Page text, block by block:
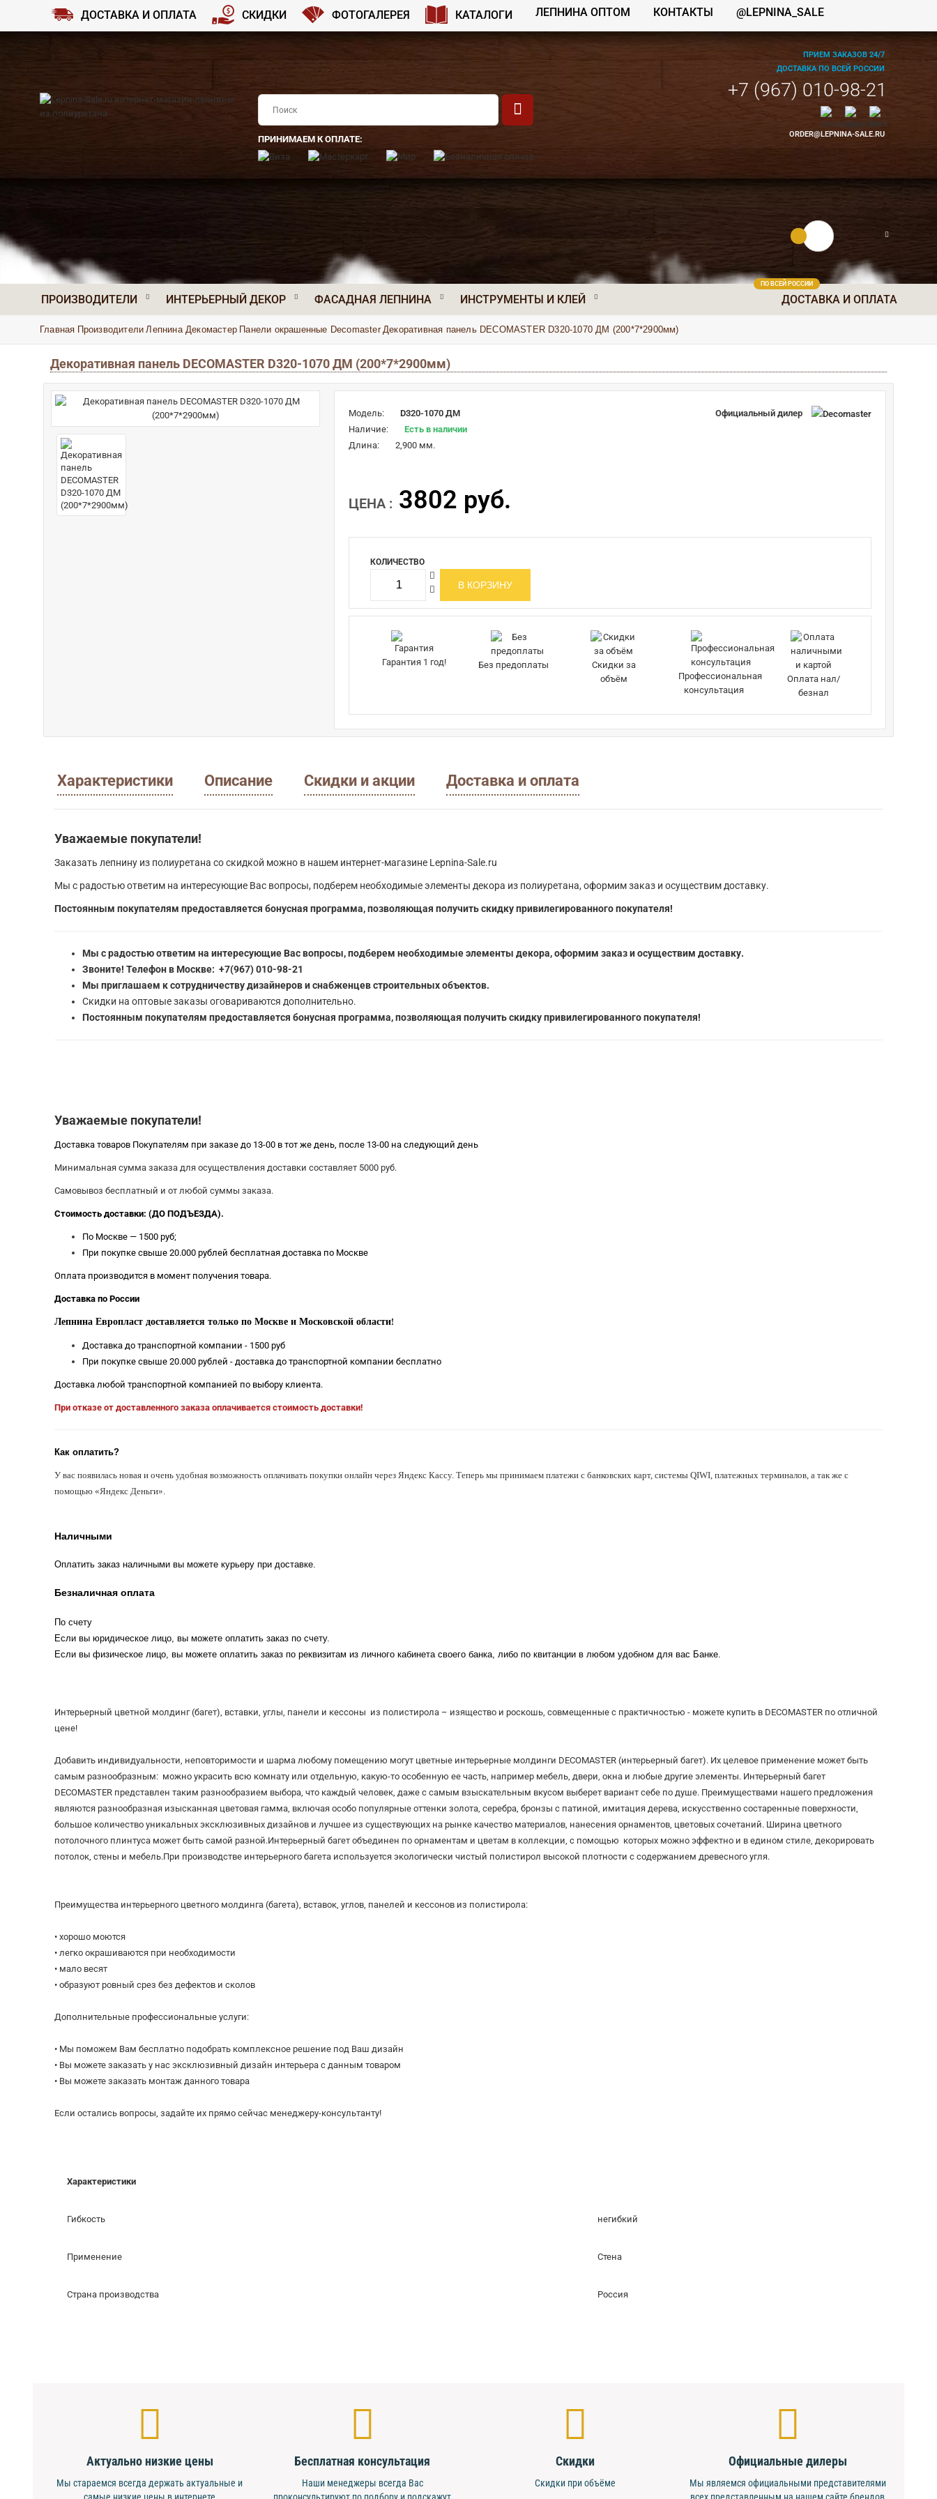
ДОСТАВКА И ОПЛАТА СКИДКИ ФОТОГАЛЕРЕЯ КАТАЛОГИ ЛЕПНИНА ОПТОМ КОНТАКТЫ @LEPNINA_SALE
ПРИНИМАЕМ К ОПЛАТЕ:
ПРИЕМ ЗАКАЗОВ 24/7
ДОСТАВКА ПО ВСЕЙ РОССИИ
+7 (967) 010-98-21
ORDER@LEPNINA-SALE.RU
0 руб.
ДОСТАВКА И ОПЛАТА
ПО ВСЕЙ РОССИИ
ПРОИЗВОДИТЕЛИ ИНТЕРЬЕРНЫЙ ДЕКОР ФАСАДНАЯ ЛЕПНИНА ИНСТРУМЕНТЫ И КЛЕЙ
Главная Производители Лепнина Декомастер Панели окрашенные Decomaster Декоративная панель DECOMASTER D320-1070 ДМ (200*7*2900мм)
Декоративная панель DECOMASTER D320-1070 ДМ (200*7*2900мм)
Модель:
D320-1070 ДМ
Наличие:
Есть в наличии
Длина:
2,900 мм.
Официальный дилер
ЦЕНА : 3802 руб.
КОЛИЧЕСТВО
Гарантия 1 год! Без предоплаты
Скидки за
объём
Профессиональная
консультация
Оплата нал/
безнал
Характеристики Описание Скидки и акции Доставка и оплата
Уважаемые покупатели!
Заказать лепнину из полиуретана со скидкой можно в нашем интернет-магазине Lepnina-Sale.ru
Мы с радостью ответим на интересующие Вас вопросы, подберем необходимые элементы декора из полиуретана, оформим заказ и осуществим доставку.
Постоянным покупателям предоставляется бонусная программа, позволяющая получить скидку привилегированного покупателя!
Мы с радостью ответим на интересующие Вас вопросы, подберем необходимые элементы декора, оформим заказ и осуществим доставку.
Звоните! Телефон в Москве: +7(967) 010-98-21
Мы приглашаем к сотрудничеству дизайнеров и снабженцев строительных объектов.
Скидки на оптовые заказы оговариваются дополнительно.
Постоянным покупателям предоставляется бонусная программа, позволяющая получить скидку привилегированного покупателя!
Уважаемые покупатели!
Доставка товаров Покупателям при заказе до 13-00 в тот же день, после 13-00 на следующий день
Минимальная сумма заказа для осуществления доставки составляет 5000 руб.
Самовывоз бесплатный и от любой суммы заказа.
Стоимость доставки: (ДО ПОДЪЕЗДА).
По Москве — 1500 руб;
При покупке свыше 20.000 рублей бесплатная доставка по Москве
Оплата производится в момент получения товара.
Доставка по России
Лепнина Европласт доставляется только по Москве и Московской области!
Доставка до транспортной компании - 1500 руб
При покупке свыше 20.000 рублей - доставка до транспортной компании бесплатно
Доставка любой транспортной компанией по выбору клиента.
При отказе от доставленного заказа оплачивается стоимость доставки!
Как оплатить?
У вас появилась новая и очень удобная возможность оплачивать покупки онлайн через Яндекс Кассу. Теперь мы принимаем платежи с банковских карт, системы QIWI, платежных терминалов, а так же с
помощью «Яндекс Деньги».
Наличными
Оплатить заказ наличными вы можете курьеру при доставке.
Безналичная оплата
По счету
Если вы юридическое лицо, вы можете оплатить заказ по счету.
Если вы физическое лицо, вы можете оплатить заказ по реквизитам из личного кабинета своего банка, либо по квитанции в любом удобном для вас Банке.
Интерьерный цветной молдинг (багет), вставки, углы, панели и кессоны из полистирола – изящество и роскошь, совмещенные с практичностью - можете купить в DECOMASTER по отличной
цене!
Добавить индивидуальности, неповторимости и шарма любому помещению могут цветные интерьерные молдинги DECOMASTER (интерьерный багет). Их целевое применение может быть
самым разнообразным: можно украсить всю комнату или отдельную, какую-то особенную ее часть, например мебель, двери, окна и любые другие элементы. Интерьерный багет
DECOMASTER представлен таким разнообразием выбора, что каждый человек, даже с самым взыскательным вкусом выберет вариант себе по душе. Преимуществами нашего предложения
являются разнообразная изысканная цветовая гамма, включая особо популярные оттенки золота, серебра, бронзы с патиной, имитация дерева, искусственно состаренные поверхности,
большое количество уникальных эксклюзивных дизайнов и лучшее из существующих на рынке качество материалов, нанесения орнаментов, цветовых сочетаний. Ширина цветного
потолочного плинтуса может быть самой разной.Интерьерный багет объединен по орнаментам и цветам в коллекции, с помощью которых можно эффектно и в едином стиле, декорировать
потолок, стены и мебель.При производстве интерьерного багета используется экологически чистый полистирол высокой плотности с содержанием древесного угля.
Преимущества интерьерного цветного молдинга (багета), вставок, углов, панелей и кессонов из полистирола:
• хорошо моются
• легко окрашиваются при необходимости
• мало весят
• образуют ровный срез без дефектов и сколов
Дополнительные профессиональные услуги:
• Мы поможем Вам бесплатно подобрать комплексное решение под Ваш дизайн
• Вы можете заказать у нас эксклюзивный дизайн интерьера с данным товаром
• Вы можете заказать монтаж данного товара
Если остались вопросы, задайте их прямо сейчас менеджеру-консультанту!
Характеристики
Гибкость негибкий
Применение Стена
Страна производства Россия
Актуально низкие цены
Мы стараемся всегда держать актуальные и
Бесплатная консультация
Наши менеджеры всегда Вас
Скидки
Скидки при объёме
Официальные дилеры
Мы являемся официальными представителями